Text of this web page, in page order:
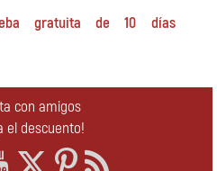
gratuita de 10 días
con amigos
el descuento!